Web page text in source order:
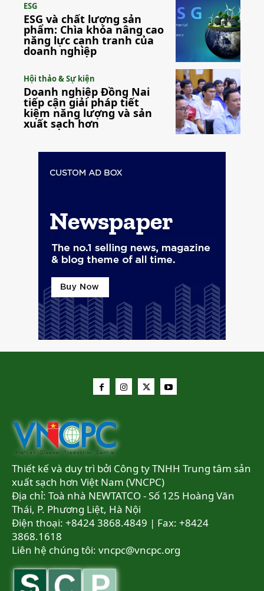
ESG
ESG và chất lượng sản
phẩm: Chìa khóa nâng cao
năng lực cạnh tranh của
doanh nghiệp
Hội thảo & Sự kiện
Doanh nghiệp Đồng Nai
tiếp cận giải pháp tiết
kiệm năng lượng và sản
xuất sạch hơn
Thiết kế và duy trì bởi Công ty TNHH Trung tâm sản
xuất sạch hơn Việt Nam (VNCPC)
Địa chỉ: Toà nhà NEWTATCO - Số 125 Hoàng Văn
Thái, P. Phương Liệt, Hà Nội
Điện thoại: +8424 3868.4849 | Fax: +8424
3868.1618
Liên hệ chúng tôi: vncpc@vncpc.org